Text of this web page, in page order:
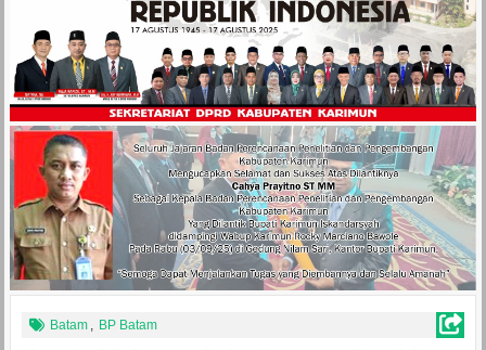
Batam , BP Batam